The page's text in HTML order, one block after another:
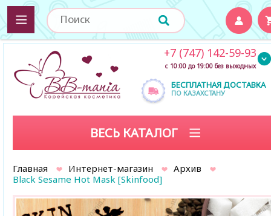
БЕСПЛАТНАЯ ДОСТАВКА
ПО КАЗАХСТАНУ
+7 (747) 142-59-93
с 10:00 до 19:00 без выходных
ВЕСЬ КАТАЛОГ
Главная Интернет-магазин
Архив
Black Sesame Hot Mask [Skinfood]